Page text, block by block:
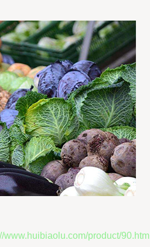
www.huibiaolu.com/product/